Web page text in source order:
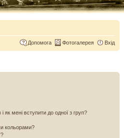
Допомога Фотогалерея Вхід
як мені вступити до одної з груп?
кольорами?